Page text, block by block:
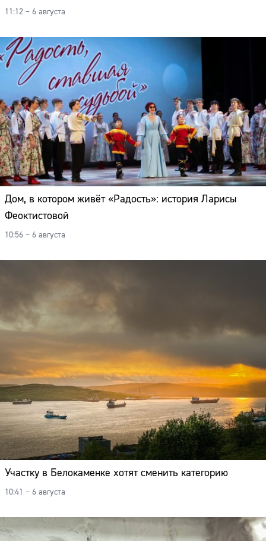
11:12 – 6 августа
Дом, в котором живёт «Радость»: история Ларисы
Феоктистовой
10:56 – 6 августа
Участку в Белокаменке хотят сменить категорию
10:41 – 6 августа